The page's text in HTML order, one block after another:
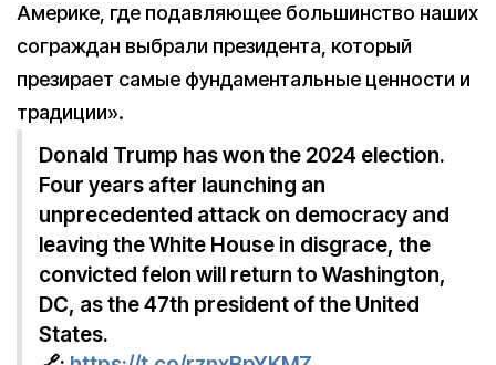
Америке, где подавляющее большинство наших
сограждан выбрали президента, который
презирает самые фундаментальные ценности и
традиции».
Donald Trump has won the 2024 election.
Four years after launching an
unprecedented attack on democracy and
leaving the White House in disgrace, the
convicted felon will return to Washington,
DC, as the 47th president of the United
States.